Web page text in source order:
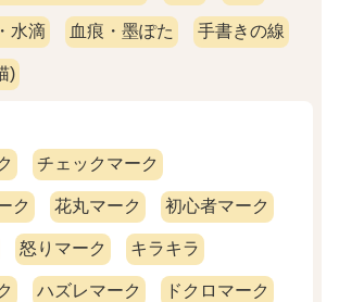
水滴 血痕・墨ぽた 手書きの線
)
チェックマーク
ク 花丸マーク 初心者マーク
怒りマーク キラキラ
ハズレマーク ドクロマーク